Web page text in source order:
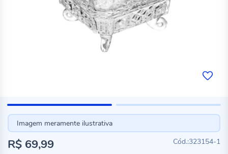
Imagem meramente ilustrativa
323154-1
R$ 69,99